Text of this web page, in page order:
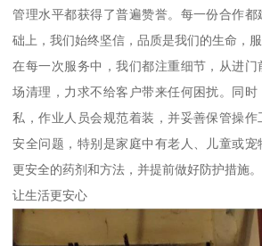
管理水平都获得了普遍赞誉。每一份合作
础上，我们始终坚信，品质是我们的生命，服
在每一次服务中，我们都注重细节，从进
场清理，力求不给客户带来任何困扰。同
私，作业人员会规范着装，并妥善保管操
安全问题，特别是家庭中有老人、儿童或
更安全的药剂和方法，并提前做好防护措施。
让生活更安心